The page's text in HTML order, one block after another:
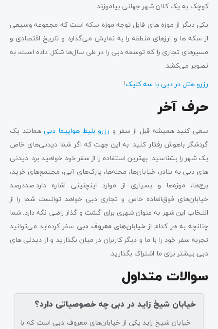
کوچک به یک کلان شهر جهانی بیاموزند.
یکی دیگر از موزه های قابل توجه موزه سکه است که مجموعه وسیعی
از سکه ها و ارزهای منطقه را به نمایش می‌گذارد و تاریخ اقتصادی و
مسیرهای تجاری را که توسعه دبی را در طی سال‌ها شکل داده است، به
تصویر می‌کشد.
رزرو هتل در دبی با سه کلیک!
حرف آخر
سعی کنید همیشه قبل از سفر و رزرو بلیط هواپیما دبیهمانند یک
گردشگر باهوش رفتار کنید. به این جهت که اگر شما دیدنی‌های خاص
یک شهر را بشناسید. بهترین استفاده را از سفر خود خواهید برد. دیدنی‌
های دبی به بنادر، خیابان‌ها، محله‌ها، پارک‌های آبی، مجتمع‌های خرید،
برج‌ها، موزه‌ها و بسیاری از موارد اینچنینی اشاره دارد.صددرصد
خیابان‌های فوق‌العاده خاص و تجاری دبی خواهد توانست شما را از
انتخاب این شهر به عنوان شهری برای گشت و گذار راضی نگه دارد. شما
چنانچه به هر کدام ازخیابان‌های معروف دبی سفر کرده‌اید می‌توانید
تجربه سفر خود را با ما و دیگر کاربران در میان بگذارید و از دیدنی های
دبی بیشتر برای ما اشتراک بگذارید.
سوالات متداول
خیابان شیخ‌ زاید در دبی چه خصوصیاتی دارد؟
خیابان شیخ‌ زاید یکی از خیابان‌های معروف دبی است که با